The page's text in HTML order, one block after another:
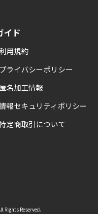
イド
用規約
プライバシーポリシー
匿名加工情報
報セキュリティポリシー
定商取引について
Rights Reserved.